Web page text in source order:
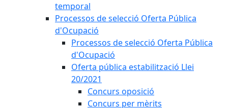
temporal
Processos de selecció Oferta Pública
d'Ocupació
Processos de selecció Oferta Pública
d'Ocupació
Oferta pública estabilització Llei
20/2021
Concurs oposició
Concurs per mèrits